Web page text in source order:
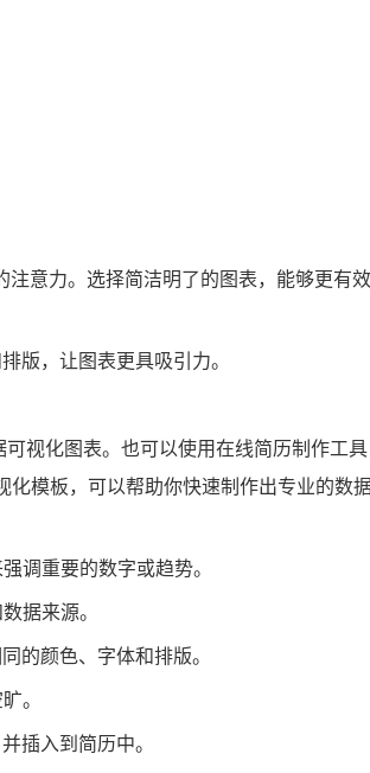
意力。选择简洁明了的图表，能够更有
版，让图表更具吸引力。
视化图表。也可以使用在线简历制作工
模板，可以帮助你快速制作出专业的数
调重要的数字或趋势。
据来源。
的颜色、字体和排版。
。
插入到简历中。